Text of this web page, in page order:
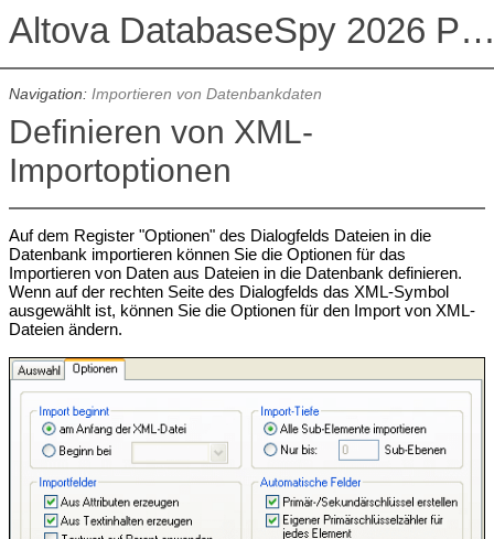
Altova DatabaseSpy 2026
Navigation: Importieren von Datenbankdaten
Definieren von XML-
Importoptionen
Auf dem Register "Optionen" des Dialogfelds Dateien in die
Datenbank importieren können Sie die Optionen für das
Importieren von Daten aus Dateien in die Datenbank definieren.
Wenn auf der rechten Seite des Dialogfelds das XML-Symbol
ausgewählt ist, können Sie die Optionen für den Import von XML-
Dateien ändern.